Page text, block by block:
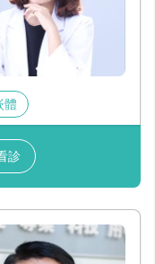
體
診